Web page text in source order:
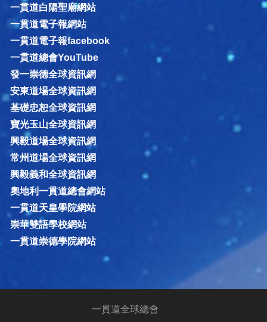
一貫道白陽聖廟網站
一貫道電子報網站
一貫道電子報facebook
一貫道總會YouTube
發一崇德全球資訊網
安東道場全球資訊網
基礎忠恕全球資訊網
寶光玉山全球資訊網
興毅道場全球資訊網
常州道場全球資訊網
興毅義和全球資訊網
奧地利一貫道總會網站
一貫道天皇學院網站
崇華雙語學校網站
一貫道崇德學院網站
一貫道全球總會